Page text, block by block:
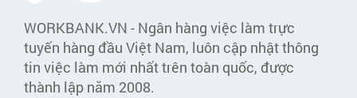
WORKBANK.VN - Ngân hàng việc làm trực
tuyến hàng đầu Việt Nam, luôn cập nhật thông
tin việc làm mới nhất trên toàn quốc, được
thành lập năm 2008.